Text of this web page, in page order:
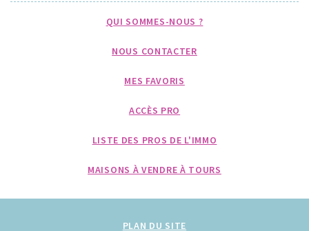
QUI SOMMES-NOUS ?
NOUS CONTACTER
MES FAVORIS
ACCÈS PRO
LISTE DES PROS DE L'IMMO
MAISONS À VENDRE À TOURS
PLAN DU SITE